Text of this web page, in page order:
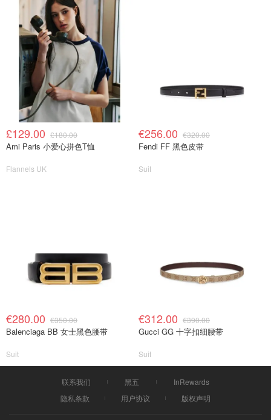
£129.00 £180.00
Ami Paris 小爱心拼色T恤
Flannels UK
€256.00 €320.00
Fendi FF 黑色皮带
Suit
€280.00 €350.00
Balenciaga BB 女士黑色腰带
Suit
€312.00 €390.00
Gucci GG 十字扣细腰带
Suit
联系我们 黑五
InRewards
隐私条款
用户协议 版权声明